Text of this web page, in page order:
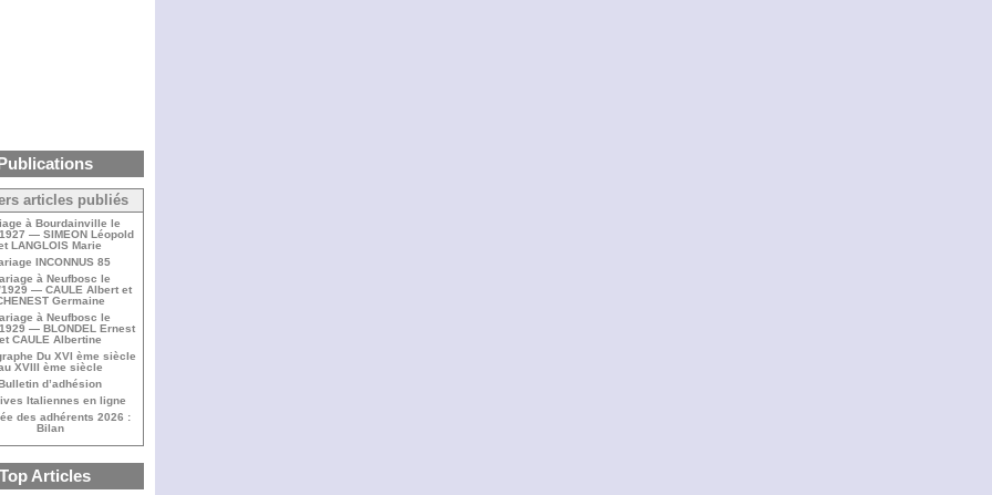
articles publiés
à Bourdainville le
— SIMEON Léopold
LANGLOIS Marie
INCONNUS 85
à Neufbosc le
— CAULE Albert et
Germaine
à Neufbosc le
— BLONDEL Ernest
CAULE Albertine
Du XVI ème siècle
XVIII ème siècle
d’adhésion
Italiennes en ligne
des adhérents 2026 :
Bilan
Articles